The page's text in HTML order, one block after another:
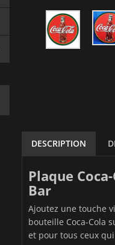
DESCRIPTION
Plaque
Bar
Ajoutez une touche
bouteille Coca-Cola
et pour tous ceux